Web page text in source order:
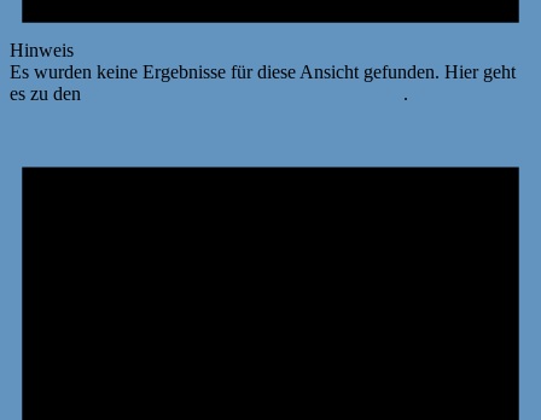
Hinweis
Es wurden keine Ergebnisse für diese Ansicht gefunden. Hier geht
es zu den
.